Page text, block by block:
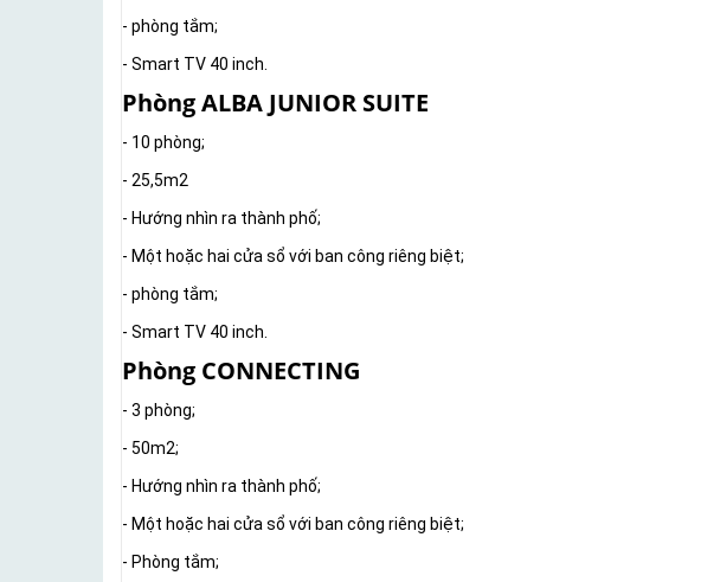
- phòng tắm;
- Smart TV 40 inch.
Phòng ALBA JUNIOR SUITE
- 10 phòng;
- 25,5m2
- Hướng nhìn ra thành phố;
- Một hoặc hai cửa sổ với ban công riêng biệt;
- phòng tắm;
- Smart TV 40 inch.
Phòng CONNECTING
- 3 phòng;
- 50m2;
- Hướng nhìn ra thành phố;
- Một hoặc hai cửa sổ với ban công riêng biệt;
- Phòng tắm;